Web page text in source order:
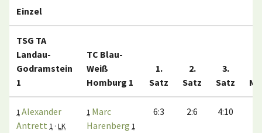
Einzel
TSG TA
Landau-
Godramstein
1
TC Blau-
Weiß
Homburg 1
1.
Satz
2.
Satz
3.
Satz
1 Alexander
Antrett 1 · LK
1 Marc
Harenberg 1
6:3 2:6 4:10